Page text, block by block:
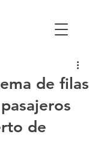
de filas
de